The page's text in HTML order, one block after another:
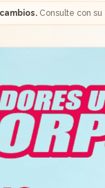
Consulte con su